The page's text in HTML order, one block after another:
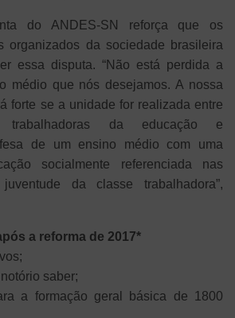
do ANDES-SN reforça que os
organizados da sociedade brasileira
essa disputa. “Não está perdida a
médio que nós desejamos. A nossa
forte se a unidade for realizada entre
trabalhadoras da educação e
de um ensino médio com uma
socialmente referenciada nas
da classe trabalhadora”,
a reforma de 2017*
saber;
a formação geral básica de 1800